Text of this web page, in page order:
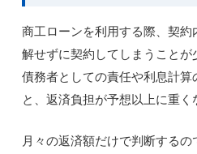
商工ローンを利用する際、契
解せずに契約してしまうことが
債務者としての責任や利息計
と、返済負担が予想以上に重く
月々の返済額だけで判断する